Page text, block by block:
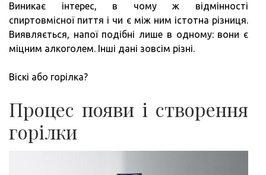
Виникає інтерес, в чому ж відмінності
спиртовмісної пиття і чи є між ним істотна різниця.
Виявляється, напої подібні лише в одному: вони є
міцним алкоголем. Інші дані зовсім різні.
Віскі або горілка?
Процес появи і створення
горілки